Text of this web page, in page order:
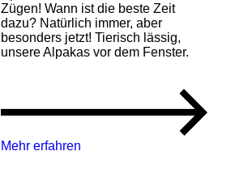
Zügen! Wann ist die beste Zeit
dazu? Natürlich immer, aber
besonders jetzt! Tierisch lässig,
unsere Alpakas vor dem Fenster.
Mehr erfahren